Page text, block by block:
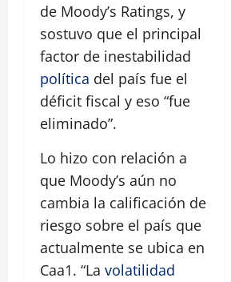
de Moody’s Ratings, y
sostuvo que el principal
factor de inestabilidad
política del país fue el
déficit fiscal y eso “fue
eliminado”.
Lo hizo con relación a
que Moody’s aún no
cambia la calificación de
riesgo sobre el país que
actualmente se ubica en
Caa1. “La volatilidad